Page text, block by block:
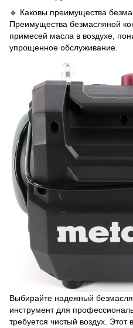
🔹 Каковы преимущества
Преимущества безмасляной
примесей масла в воздухе,
упрощенное обслуживание.
Выбирайте надежный
инструмент для
требуется чистый воздух.